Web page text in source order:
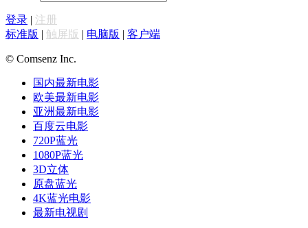
登录 | 注册
标准版 | 触屏版 | 电脑版 | 客户端
© Comsenz Inc.
国内最新电影
欧美最新电影
亚洲最新电影
百度云电影
720P蓝光
1080P蓝光
3D立体
原盘蓝光
4K蓝光电影
最新电视剧